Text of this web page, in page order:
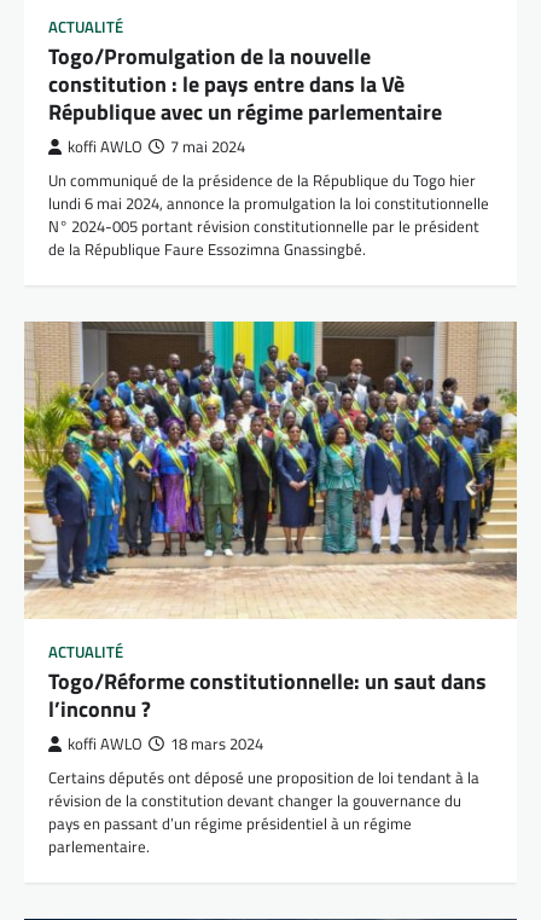
ACTUALITÉ
Togo/Promulgation de la nouvelle
constitution : le pays entre dans la Vè
République avec un régime parlementaire
koffi AWLO 7 mai 2024
Un communiqué de la présidence de la République du Togo hier
lundi 6 mai 2024, annonce la promulgation la loi constitutionnelle
N° 2024-005 portant révision constitutionnelle par le président
de la République Faure Essozimna Gnassingbé.
ACTUALITÉ
Togo/Réforme constitutionnelle: un saut dans
l’inconnu ?
koffi AWLO 18 mars 2024
Certains députés ont déposé une proposition de loi tendant à la
révision de la constitution devant changer la gouvernance du
pays en passant d’un régime présidentiel à un régime
parlementaire.